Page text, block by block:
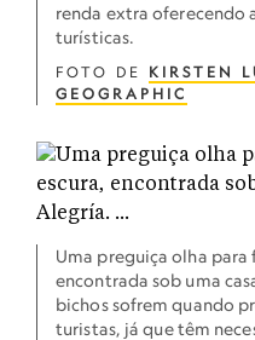
renda extra oferecendo
turísticas.
FOTO DE KIRSTEN
GEOGRAPHIC
Uma preguiça olha para
encontrada sob uma
bichos sofrem quando
turistas, já que têm